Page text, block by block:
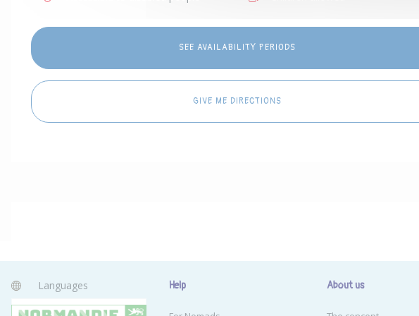
SEE AVAILABILITY PERIODS
GIVE ME DIRECTIONS
Languages
English
Help About us